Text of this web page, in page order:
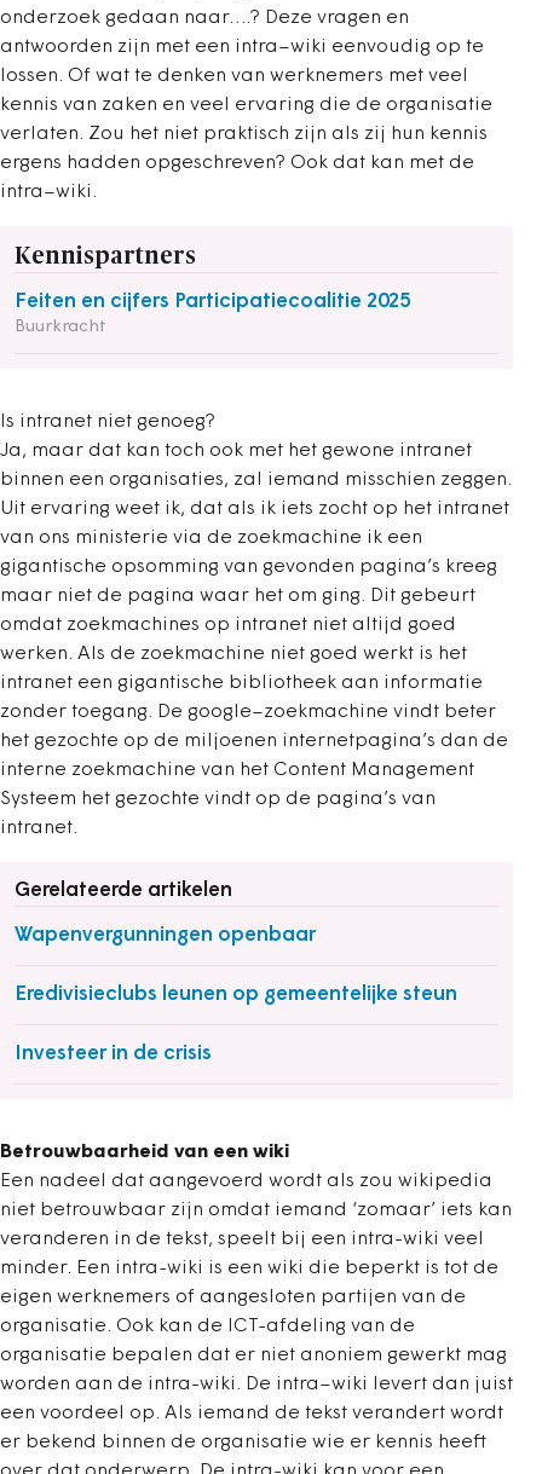
onderzoek gedaan naar….? Deze vragen en
antwoorden zijn met een intra–wiki eenvoudig op te
lossen. Of wat te denken van werknemers met veel
kennis van zaken en veel ervaring die de organisatie
verlaten. Zou het niet praktisch zijn als zij hun kennis
ergens hadden opgeschreven? Ook dat kan met de
intra–wiki.
Kennispartners
Feiten en cijfers Participatiecoalitie 2025
Buurkracht
Is intranet niet genoeg?
Ja, maar dat kan toch ook met het gewone intranet
binnen een organisaties, zal iemand misschien zeggen.
Uit ervaring weet ik, dat als ik iets zocht op het intranet
van ons ministerie via de zoekmachine ik een
gigantische opsomming van gevonden pagina’s kreeg
maar niet de pagina waar het om ging. Dit gebeurt
omdat zoekmachines op intranet niet altijd goed
werken. Als de zoekmachine niet goed werkt is het
intranet een gigantische bibliotheek aan informatie
zonder toegang. De google–zoekmachine vindt beter
het gezochte op de miljoenen internetpagina’s dan de
interne zoekmachine van het Content Management
Systeem het gezochte vindt op de pagina’s van
intranet.
Gerelateerde artikelen
Wapenvergunningen openbaar
Eredivisieclubs leunen op gemeentelijke steun
Investeer in de crisis
Betrouwbaarheid van een wiki
Een nadeel dat aangevoerd wordt als zou wikipedia
niet betrouwbaar zijn omdat iemand ‘zomaar’ iets kan
veranderen in de tekst, speelt bij een intra-wiki veel
minder. Een intra-wiki is een wiki die beperkt is tot de
eigen werknemers of aangesloten partijen van de
organisatie. Ook kan de ICT-afdeling van de
organisatie bepalen dat er niet anoniem gewerkt mag
worden aan de intra-wiki. De intra–wiki levert dan juist
een voordeel op. Als iemand de tekst verandert wordt
er bekend binnen de organisatie wie er kennis heeft